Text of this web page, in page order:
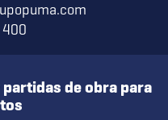
de obra para